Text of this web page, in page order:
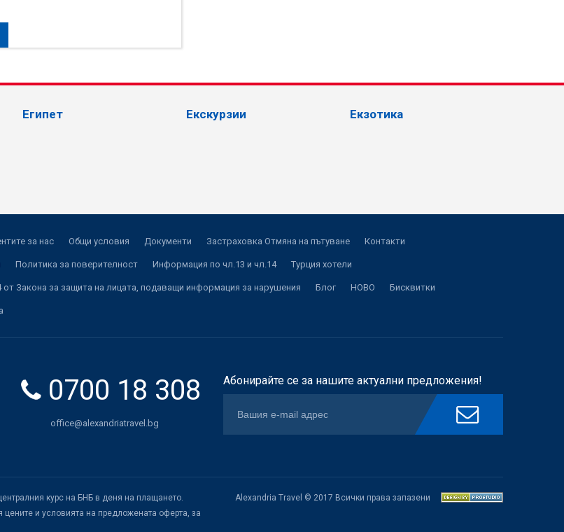
Египет Екскурзии Екзотика
за нас Общи условия Документи Застраховка Отмяна на пътуване Контакти
Политика за поверителност Информация по чл.13 и чл.14 Турция хотели
Закона за защита на лицата, подаващи информация за нарушения Блог НОВО Бисквитки
0700 18 308
office@alexandriatravel.bg
Абонирайте се за нашите актуални предложения!
курс на БНБ в деня на плащането.
и условията на предложената оферта, за
Alexandria Travel © 2017 Всички права запазени